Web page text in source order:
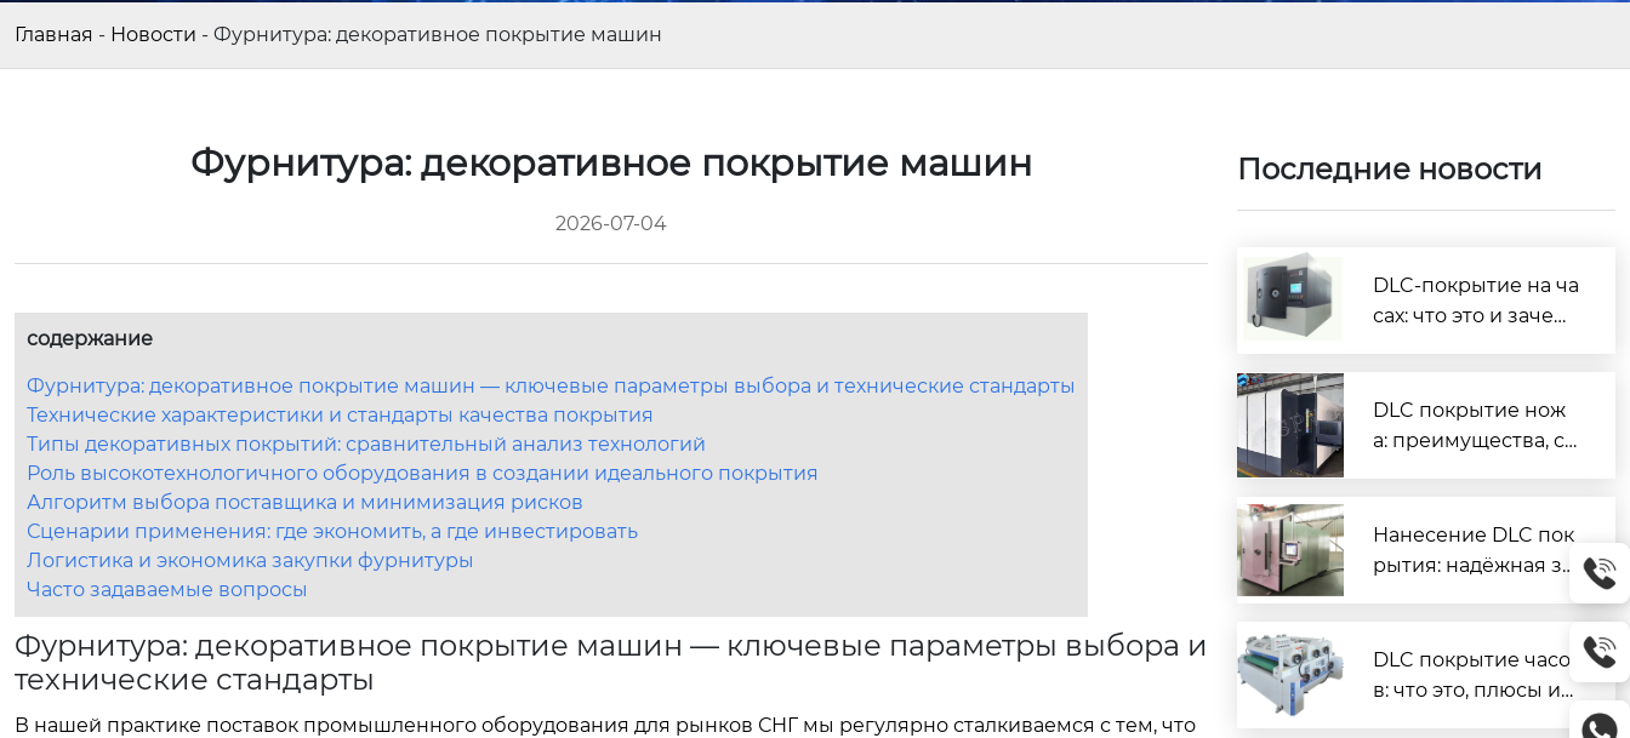
Главная - Новости - Фурнитура: декоративное покрытие машин
Фурнитура: декоративное покрытие машин
2026-07-04
содержание
Фурнитура: декоративное покрытие машин — ключевые параметры выбора и технические стандарты
Технические характеристики и стандарты качества покрытия
Типы декоративных покрытий: сравнительный анализ технологий
Роль высокотехнологичного оборудования в создании идеального покрытия
Алгоритм выбора поставщика и минимизация рисков
Сценарии применения: где экономить, а где инвестировать
Логистика и экономика закупки фурнитуры
Часто задаваемые вопросы
Фурнитура: декоративное покрытие машин — ключевые параметры выбора и
технические стандарты
В нашей практике поставок промышленного оборудования для рынков СНГ мы регулярно сталкиваемся с тем, что
Последние новости
DLC-покрытие на ча
сах: что это и зачем
DLC покрытие нож
а: преимущества, ср
Нанесение DLC пок
рытия: надёжная за
DLC покрытие часо
в: что это, плюсы и